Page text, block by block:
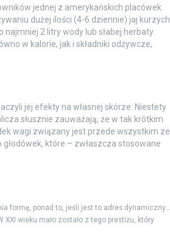
jednej z amerykańskich placówek
dużej ilości (4-6 dziennie) jaj kurzych
2 litry wody lub słabej herbaty
w kalorie, jak i składniki odżywcze,
jej efekty na własnej skórze. Niestety
słusznie zauważają, że w tak krótkim
wagi związany jest przede wszystkim ze
które – zwłaszcza stosowane
formę, ponad to, jeśli jest to adres dynamiczny...
wieku mało zostało z tego prestiżu, który